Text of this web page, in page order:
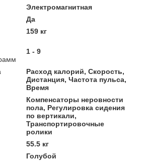
Электромагнитная
Да
159 кг
1 - 9
Расход калорий, Скорость,
Дистанция, Частота пульса,
Время
Компенсаторы неровности
пола, Регулировка сидения
по вертикали,
Транспортировочные
ролики
55.5 кг
Голубой